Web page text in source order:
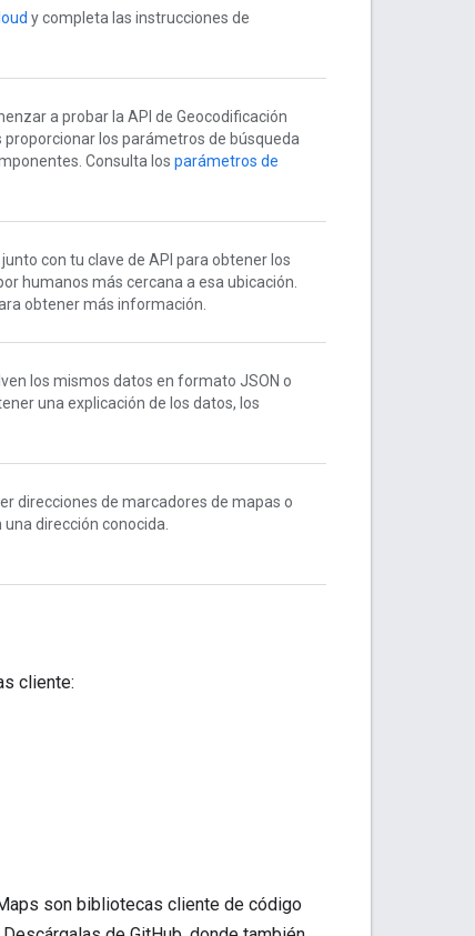
y completa las instrucciones de
a probar la API de Geocodificación
los parámetros de búsqueda
Consulta los parámetros de
con tu clave de API para obtener los
humanos más cercana a esa ubicación.
obtener más información.
los mismos datos en formato JSON o
una explicación de los datos, los
direcciones de marcadores de mapas o
dirección conocida.
cliente:
son bibliotecas cliente de código